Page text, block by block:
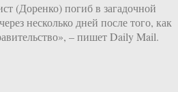
(Доренко) погиб в загадочной
несколько дней после того, как
– пишет Daily Mail.